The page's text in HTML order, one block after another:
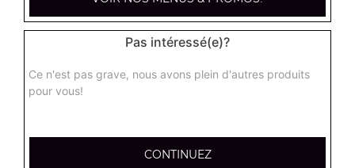
Tenders x12
Pas intéressé(e)?
Ce n'est pas grave, nous avons plein d'autres produits
pour vous!
CONTINUEZ